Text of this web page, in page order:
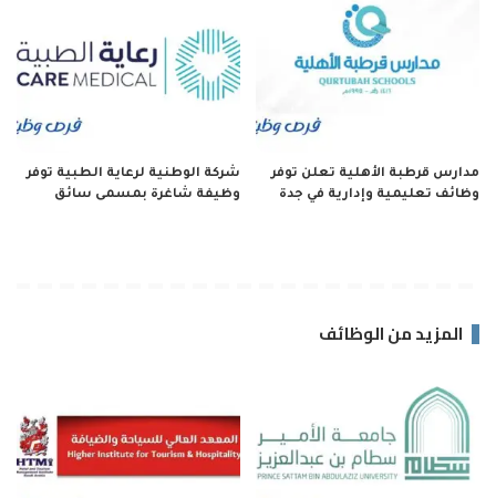
مدارس قرطبة الأهلية تعلن توفر
وظائف تعليمية وإدارية في جدة
شركة الوطنية لرعاية الطبية توفر
وظيفة شاغرة بمسمى سائق
المزيد من الوظائف